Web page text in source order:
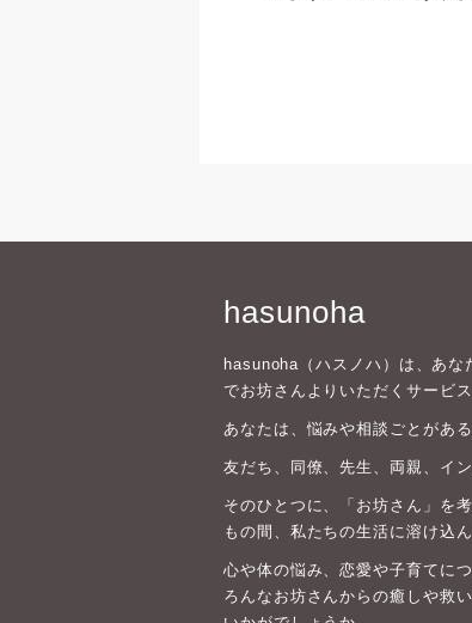
hasunoha
hasunoha（ハスノハ）は、あ
でお坊さんよりいただくサービス
あなたは、悩みや相談ごとがあ
友だち、同僚、先生、両親、イ
そのひとつに、「お坊さん」を
もの間、私たちの生活に溶け込
心や体の悩み、恋愛や子育てに
ろんなお坊さんからの癒しや救